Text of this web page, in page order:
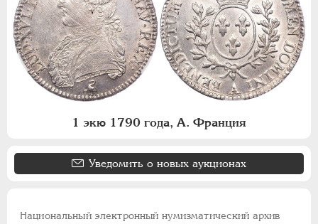
1 экю 1790 года, А. Франция
Уведомить о новых аукционах
Национальный электронный нумизматический архив